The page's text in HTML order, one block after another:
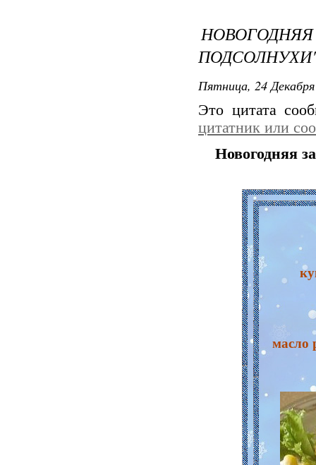
Пятница, 24
Это цитата
цитатник или
Новогодняя
масло